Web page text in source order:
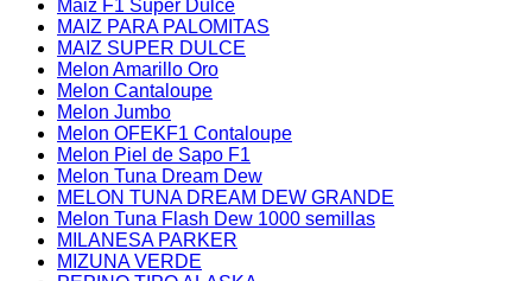
Maiz F1 Super Dulce
MAIZ PARA PALOMITAS
MAIZ SUPER DULCE
Melon Amarillo Oro
Melon Cantaloupe
Melon Jumbo
Melon OFEKF1 Contaloupe
Melon Piel de Sapo F1
Melon Tuna Dream Dew
MELON TUNA DREAM DEW GRANDE
Melon Tuna Flash Dew 1000 semillas
MILANESA PARKER
MIZUNA VERDE